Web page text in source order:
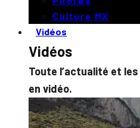
Culture MX
Vidéos
Vidéos
Toute l’actualité et
en vidéo.